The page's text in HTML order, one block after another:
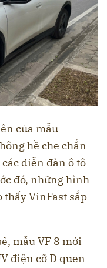
của mẫu
hề che chắn
diễn đàn ô tô
đó, những hình
VinFast sắp
mẫu VF 8 mới
điện cỡ D quen